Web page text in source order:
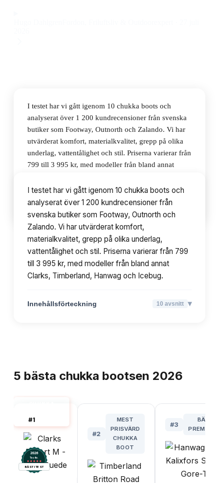
I testet har vi gått igenom 10 chukka boots och
analyserat över 1 200 kundrecensioner från svenska
butiker som Footway, Outnorth och Zalando. Vi har
utvärderat komfort, materialkvalitet, grepp på olika
underlag, vattentålighet och stil. Priserna varierar från
799 till 3 995 kr, med modeller från bland annat
Innehållsförteckning 10avsnitt
I testet har vi gått igenom 10 chukka boots och
analyserat över 1 200 kundrecensioner från
svenska butiker som Footway, Outnorth och
Zalando. Vi har utvärderat komfort,
materialkvalitet, grepp på olika underlag,
vattentålighet och stil. Priserna varierar från 799
till 3 995 kr, med modeller från bland annat
Clarks, Timberland, Hanwag och Icebug.
Innehållsförteckning 10 avsnitt ▾
5 bästa chukka bootsen 2026
I TEST
#1
2026
Testix.
BÄST I TEST
#2
MEST
PRISVÄRD
CHUKKA
BOOT
#3
BÄSTA